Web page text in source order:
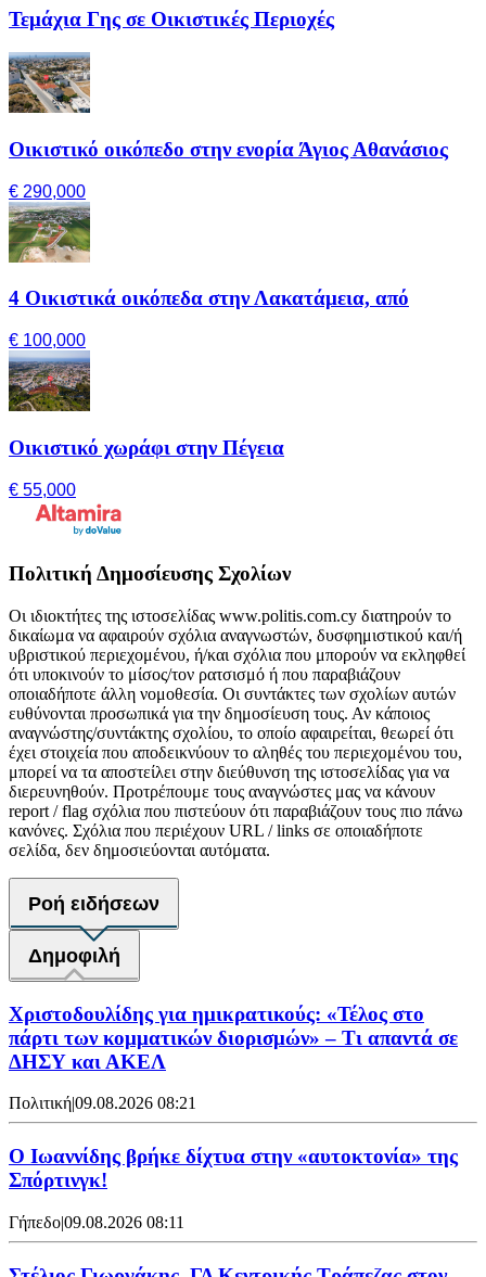
Τεμάχια Γης σε Οικιστικές Περιοχές
Οικιστικό οικόπεδο στην ενορία Άγιος Αθανάσιος
€ 290,000
4 Οικιστικά οικόπεδα στην Λακατάμεια, από
€ 100,000
Οικιστικό χωράφι στην Πέγεια
€ 55,000
Πολιτική Δημοσίευσης Σχολίων
Οι ιδιοκτήτες της ιστοσελίδας www.politis.com.cy διατηρούν το
δικαίωμα να αφαιρούν σχόλια αναγνωστών, δυσφημιστικού και/ή
υβριστικού περιεχομένου, ή/και σχόλια που μπορούν να εκληφθεί
ότι υποκινούν το μίσος/τον ρατσισμό ή που παραβιάζουν
οποιαδήποτε άλλη νομοθεσία. Οι συντάκτες των σχολίων αυτών
ευθύνονται προσωπικά για την δημοσίευση τους. Αν κάποιος
αναγνώστης/συντάκτης σχολίου, το οποίο αφαιρείται, θεωρεί ότι
έχει στοιχεία που αποδεικνύουν το αληθές του περιεχομένου του,
μπορεί να τα αποστείλει στην διεύθυνση της ιστοσελίδας για να
διερευνηθούν. Προτρέπουμε τους αναγνώστες μας να κάνουν
report / flag σχόλια που πιστεύουν ότι παραβιάζουν τους πιο πάνω
κανόνες. Σχόλια που περιέχουν URL / links σε οποιαδήποτε
σελίδα, δεν δημοσιεύονται αυτόματα.
Ροή ειδήσεων
Δημοφιλή
Χριστοδουλίδης για ημικρατικούς: «Τέλος στο
πάρτι των κομματικών διορισμών» – Τι απαντά σε
ΔΗΣΥ και ΑΚΕΛ
Πολιτική|09.08.2026 08:21
Ο Ιωαννίδης βρήκε δίχτυα στην «αυτοκτονία» της
Σπόρτινγκ!
Γήπεδο|09.08.2026 08:11